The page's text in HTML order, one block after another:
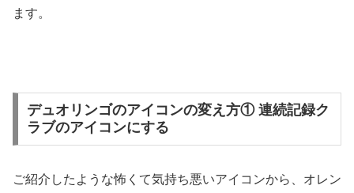
ます。
デュオリンゴのアイコンの変え方① 連続記録ク
ラブのアイコンにする
ご紹介したような怖くて気持ち悪いアイコンから、オレン